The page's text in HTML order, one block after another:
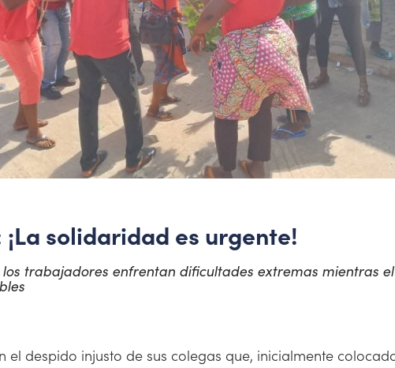
solidaridad es urgente!
los trabajadores enfrentan dificultades extremas mientras
el despido injusto de sus colegas que, inicialmente